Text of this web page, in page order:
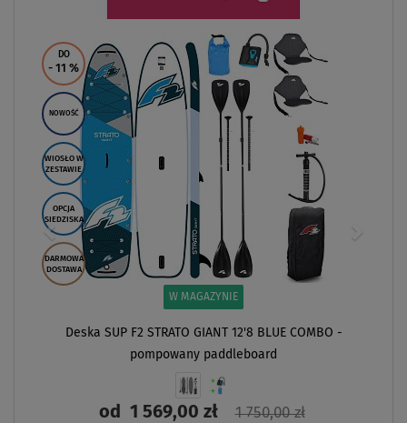
DO
- 11 %
NOWOŚĆ
WIOSŁO W
ZESTAWIE
OPCJA
SIEDZISKA
DARMOWA
DOSTAWA
W MAGAZYNIE
Deska SUP F2 STRATO GIANT 12'8 BLUE COMBO -
pompowany paddleboard
od1 569,00 zł 1 750,00 zł